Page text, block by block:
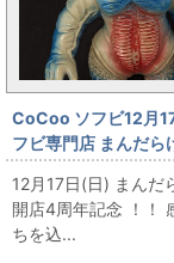
CoCoo ソフビ12月
フビ専門店 まんだ
周年記念 「ブルマァ
ス星人 ハワイ版 灰
12月17日(日) まんだ
開店4周年記念 ！！
ちを込...